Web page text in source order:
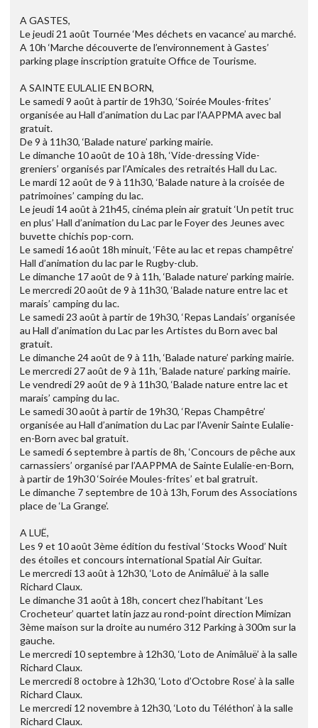
A GASTES,
Le jeudi 21 août Tournée ‘Mes déchets en vacance’ au marché.
A 10h ‘Marche découverte de l’environnement à Gastes’
parking plage inscription gratuite Office de Tourisme.
A SAINTE EULALIE EN BORN,
Le samedi 9 août à partir de 19h30, ‘Soirée Moules-frites’
organisée au Hall d’animation du Lac par l’AAPPMA avec bal
gratuit.
De 9 à 11h30, ‘Balade nature’ parking mairie.
Le dimanche 10 août de 10 à 18h, ‘Vide-dressing Vide-
greniers’ organisés par l’Amicales des retraités Hall du Lac.
Le mardi 12 août de 9 à 11h30, ‘Balade nature à la croisée de
patrimoines’ camping du lac.
Le jeudi 14 août à 21h45, cinéma plein air gratuit ‘Un petit truc
en plus’ Hall d’animation du Lac par le Foyer des Jeunes avec
buvette chichis pop-corn.
Le samedi 16 août 18h minuit, ‘Fête au lac et repas champêtre’
Hall d’animation du lac par le Rugby-club.
Le dimanche 17 août de 9 à 11h, ‘Balade nature’ parking mairie.
Le mercredi 20 août de 9 à 11h30, ‘Balade nature entre lac et
marais’ camping du lac.
Le samedi 23 août à partir de 19h30, ‘Repas Landais’ organisée
au Hall d’animation du Lac par les Artistes du Born avec bal
gratuit.
Le dimanche 24 août de 9 à 11h, ‘Balade nature’ parking mairie.
Le mercredi 27 août de 9 à 11h, ‘Balade nature’ parking mairie.
Le vendredi 29 août de 9 à 11h30, ‘Balade nature entre lac et
marais’ camping du lac.
Le samedi 30 août à partir de 19h30, ‘Repas Champêtre’
organisée au Hall d’animation du Lac par l’Avenir Sainte Eulalie-
en-Born avec bal gratuit.
Le samedi 6 septembre à partis de 8h, ‘Concours de pêche aux
carnassiers’ organisé par l’AAPPMA de Sainte Eulalie-en-Born,
à partir de 19h30 ‘Soirée Moules-frites’ et bal gratruit.
Le dimanche 7 septembre de 10 à 13h, Forum des Associations
place de ‘La Grange’.
A LUË,
Les 9 et 10 août 3ème édition du festival ‘Stocks Wood’ Nuit
des étoiles et concours international Spatial Air Guitar.
Le mercredi 13 août à 12h30, ‘Loto de Animâluë’ à la salle
Richard Claux.
Le dimanche 31 août à 18h, concert chez l’habitant ‘Les
Crocheteur’ quartet latin jazz au rond-point direction Mimizan
3ème maison sur la droite au numéro 312 Parking à 300m sur la
gauche.
Le mercredi 10 septembre à 12h30, ‘Loto de Animâluë’ à la salle
Richard Claux.
Le mercredi 8 octobre à 12h30, ‘Loto d’Octobre Rose’ à la salle
Richard Claux.
Le mercredi 12 novembre à 12h30, ‘Loto du Téléthon’ à la salle
Richard Claux.